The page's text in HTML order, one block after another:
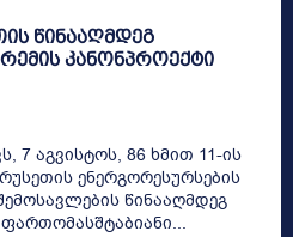
წინააღმდეგ
კანონპროექტი
7 აგვისტოს, 86 ხმით 11-ის
ენერგორესურსების
წინააღმდეგ